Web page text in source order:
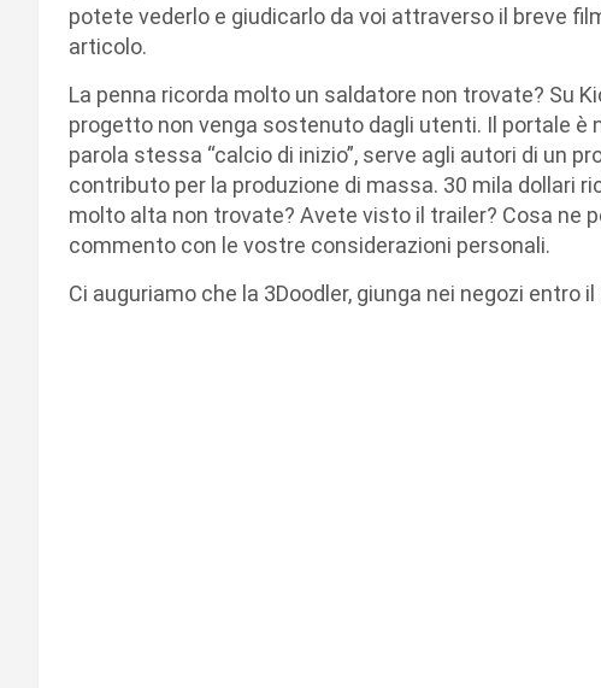
potete vederlo e giudicarlo da voi attraverso il breve
articolo.
La penna ricorda molto un saldatore non trovate? Su
progetto non venga sostenuto dagli utenti. Il portale è
parola stessa “calcio di inizio”, serve agli autori di un
contributo per la produzione di massa. 30 mila dollari
molto alta non trovate? Avete visto il trailer? Cosa ne
commento con le vostre considerazioni personali.
Ci auguriamo che la 3Doodler, giunga nei negozi entro il